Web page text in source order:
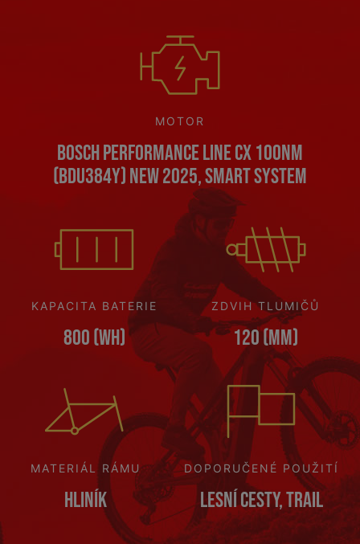
MOTOR
Bosch Performance Line CX 100Nm
(BDU384Y) NEW 2025, Smart System
KAPACITA BATERIE
800 (Wh)
ZDVIH TLUMIČŮ
120 (mm)
MATERIÁL RÁMU
Hliník
DOPORUČENÉ POUŽITÍ
Lesní cesty, Trail